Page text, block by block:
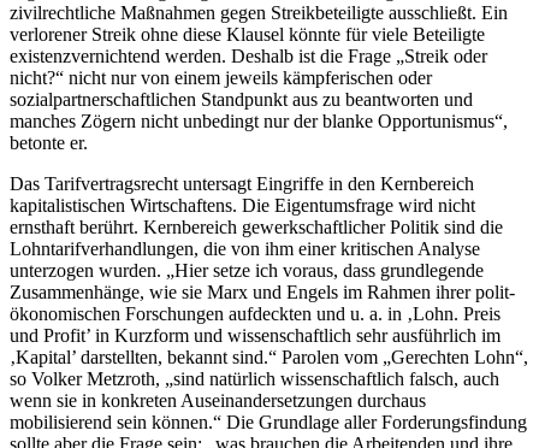
zivilrechtliche Maßnahmen gegen Streikbeteiligte ausschließt. Ein
verlorener Streik ohne diese Klausel könnte für viele Beteiligte
existenzvernichtend werden. Deshalb ist die Frage „Streik oder
nicht?“ nicht nur von einem jeweils kämpferischen oder
sozialpartnerschaftlichen Standpunkt aus zu beantworten und
manches Zögern nicht unbedingt nur der blanke Opportunismus“,
betonte er.
Das Tarifvertragsrecht untersagt Eingriffe in den Kernbereich
kapitalistischen Wirtschaftens. Die Eigentumsfrage wird nicht
ernsthaft berührt. Kernbereich gewerkschaftlicher Politik sind die
Lohntarifverhandlungen, die von ihm einer kritischen Analyse
unterzogen wurden. „Hier setze ich voraus, dass grundlegende
Zusammenhänge, wie sie Marx und Engels im Rahmen ihrer polit-
ökonomischen Forschungen aufdeckten und u. a. in ‚Lohn. Preis
und Profit’ in Kurzform und wissenschaftlich sehr ausführlich im
‚Kapital’ darstellten, bekannt sind.“ Parolen vom „Gerechten Lohn“,
so Volker Metzroth, „sind natürlich wissenschaftlich falsch, auch
wenn sie in konkreten Auseinandersetzungen durchaus
mobilisierend sein können.“ Die Grundlage aller Forderungsfindung
sollte aber die Frage sein: „was brauchen die Arbeitenden und ihre